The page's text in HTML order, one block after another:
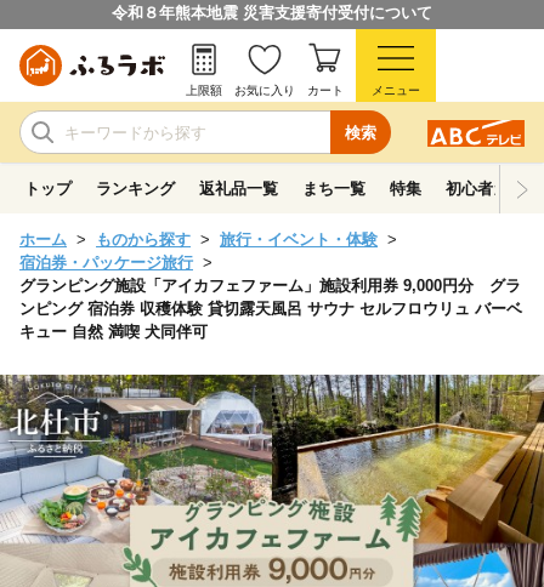
令和８年熊本地震 災害支援寄付受付について
検索
上限額 お気に入り カート メニュー
トップ ランキング 返礼品一覧 まち一覧 特集 初心者ガイド
ホーム ものから探す
旅行・イベント・体験
宿泊券・パッケージ旅行
グランピング施設「アイカフェファーム」施設利用券 9,000円分 グラ
ンピング 宿泊券 収穫体験 貸切露天風呂 サウナ セルフロウリュ バーベ
キュー 自然 満喫 犬同伴可